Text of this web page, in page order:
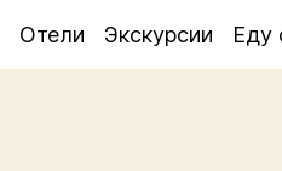
Отели Экскурсии Еду